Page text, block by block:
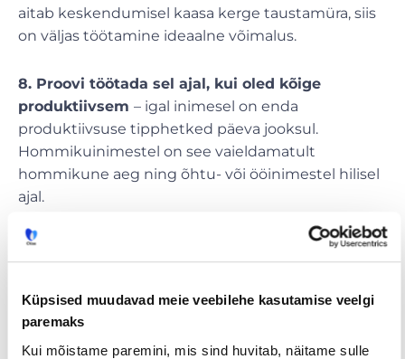
Küpsised muudavad meie veebilehe kasutamise veelgi
paremaks
Kui mõistame paremini, mis sind huvitab, näitame sulle
aitab keskendumisel kaasa kerge taustamüra, siis
on väljas töötamine ideaalne võimalus.
8. Proovi töötada sel ajal, kui oled kõige
produktiivsem – igal inimesel on enda
produktiivsuse tipphetked päeva jooksul.
Hommikuinimestel on see vaieldamatult
hommikune aeg ning õhtu- või ööinimestel hilisel
ajal.
Kaugteelt töötades on Sul võimalik kujundada
enda tööpäeva tegemised niiviisi, et kõige rohkem
paigutatud produktiivsuse tipphetkele.